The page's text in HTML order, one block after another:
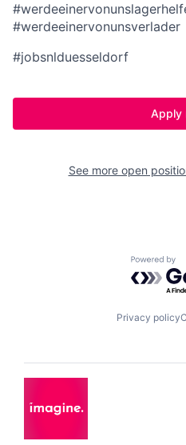
#werdeeinervonunsverlader
#jobsnlduesseldorf
Apply
See more open
Powered
Privacy policy